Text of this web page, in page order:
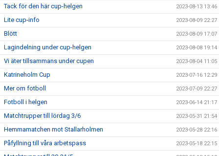
Tack för den här cup-helgen 2023-08-13 13:46
Lite cup-info 2023-08-09 22:27
Blött 2023-08-09 17:07
Lagindelning under cup-helgen 2023-08-08 19:14
Vi äter tillsammans under cupen 2023-08-04 11:05
Katrineholm Cup 2023-07-16 12:29
Mer om fotboll 2023-07-09 22:27
Fotboll i helgen 2023-06-14 21:17
Matchtrupper till lördag 3/6 2023-05-31 21:54
Hemmamatchen mot Stallarholmen 2023-05-28 22:16
Påfyllning till våra arbetspass 2023-05-18 22:15